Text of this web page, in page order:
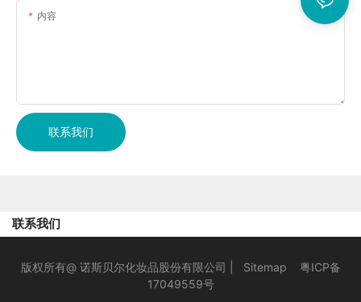
内容
联系我们
联系我们
版权所有@ 诺斯贝尔化妆品股份有限公司 | Sitemap
粤ICP备
17049559号